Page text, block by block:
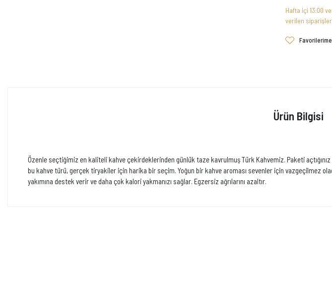
Hafta içi 13:00
verilen
Ürün Bilgisi
Özenle seçtiğimiz en kaliteli kahve çekirdeklerinden günlük taze kavrulmuş Türk Kahvemiz. Paketi
bu kahve türü, gerçek tiryakiler için harika bir seçim. Yoğun bir kahve aroması sevenler için vazgeçilmez
yakımına destek verir ve daha çok kalori yakmanızı sağlar. Egzersiz ağrılarını azaltır.